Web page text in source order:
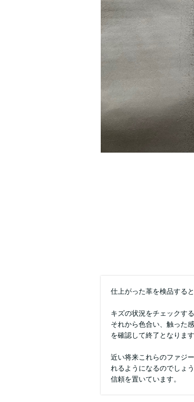
仕上がった革を検品する
キズの状況をチェックす
それから色合い、触った
を確認して終了となります
近い将来これらのファジ
れるようになるのでしょ
信頼を置いています。